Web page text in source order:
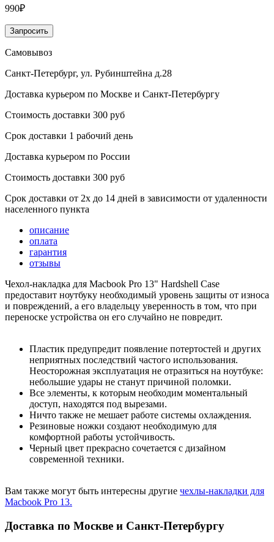
990₽
Запросить
Самовывоз
Санкт-Петербург, ул. Рубинштейна д.28
Доставка курьером по Москве и Санкт-Петербургу
Стоимость доставки 300 руб
Срок доставки 1 рабочий день
Доставка курьером по России
Стоимость доставки 300 руб
Срок доставки от 2х до 14 дней в зависимости от удаленности
населенного пункта
описание
оплата
гарантия
отзывы
Чехол-накладка для Macbook Pro 13" Hardshell Case
предоставит ноутбуку необходимый уровень защиты от износа
и повреждений, а его владельцу уверенность в том, что при
переноске устройства он его случайно не повредит.
Пластик предупредит появление потертостей и других
неприятных последствий частого использования.
Неосторожная эксплуатация не отразиться на ноутбуке:
небольшие удары не станут причиной поломки.
Все элементы, к которым необходим моментальный
доступ, находятся под вырезами.
Ничто также не мешает работе системы охлаждения.
Резиновые ножки создают необходимую для
комфортной работы устойчивость.
Черный цвет прекрасно сочетается с дизайном
современной техники.
Вам также могут быть интересны другие чехлы-накладки для
Macbook Pro 13.
Доставка по Москве и Санкт-Петербургу